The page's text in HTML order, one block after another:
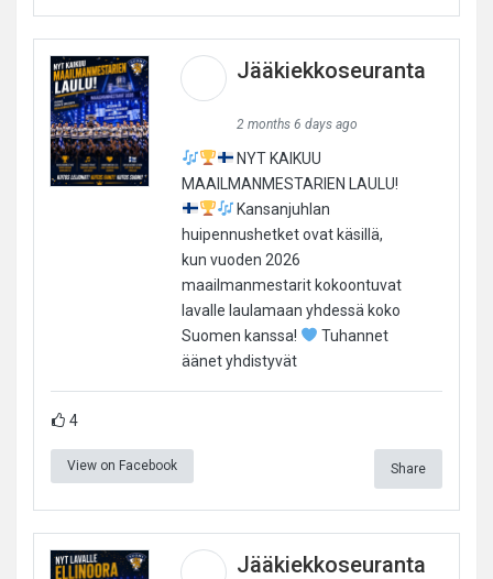
Jääkiekkoseuranta
2 months 6 days ago
NYT KAIKUU
MAAILMANMESTARIEN LAULU!
Kansanjuhlan
huipennushetket ovat käsillä,
kun vuoden 2026
maailmanmestarit kokoontuvat
lavalle laulamaan yhdessä koko
Suomen kanssa!
Tuhannet
äänet yhdistyvät
4
View on Facebook Share
Jääkiekkoseuranta